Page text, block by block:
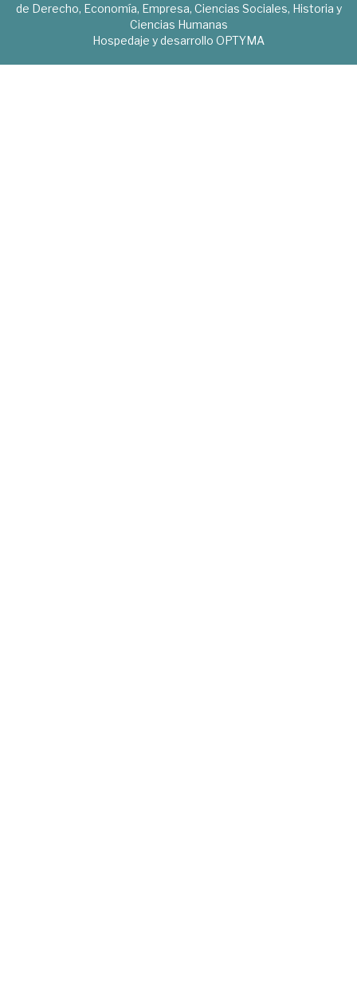
de Derecho, Economía, Empresa, Ciencias Sociales, Historia y
Ciencias Humanas
Hospedaje y desarrollo OPTYMA